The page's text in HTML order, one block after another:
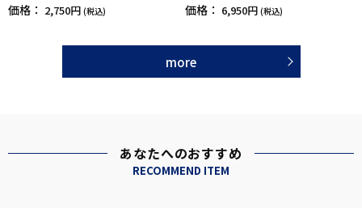
価格： 2,750円 (税込) 価格： 6,950円 (税込)
more
あなたへのおすすめ
RECOMMEND ITEM